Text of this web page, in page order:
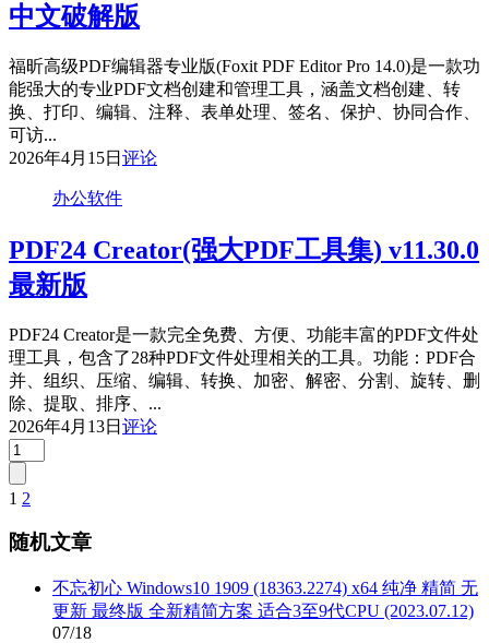
中文破解版
福昕高级PDF编辑器专业版(Foxit PDF Editor Pro 14.0)是一款功
能强大的专业PDF文档创建和管理工具，涵盖文档创建、转
换、打印、编辑、注释、表单处理、签名、保护、协同合作、
可访...
2026年4月15日 评论
办公软件
PDF24 Creator(强大PDF工具集) v11.30.0
最新版
PDF24 Creator是一款完全免费、方便、功能丰富的PDF文件处
理工具，包含了28种PDF文件处理相关的工具。功能：PDF合
并、组织、压缩、编辑、转换、加密、解密、分割、旋转、删
除、提取、排序、...
2026年4月13日 评论
文
章
1 2
随机文章
不忘初心 Windows10 1909 (18363.2274) x64 纯净 精简 无
更新 最终版 全新精简方案 适合3至9代CPU (2023.07.12)
07/18